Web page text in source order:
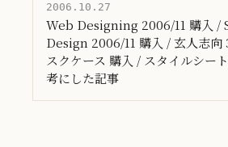
2006.10.27
Web Designing 2006/11 購入 /
Design 2006/11 購入 / 玄人志向
スクケース 購入 / スタイルシー
考にした記事